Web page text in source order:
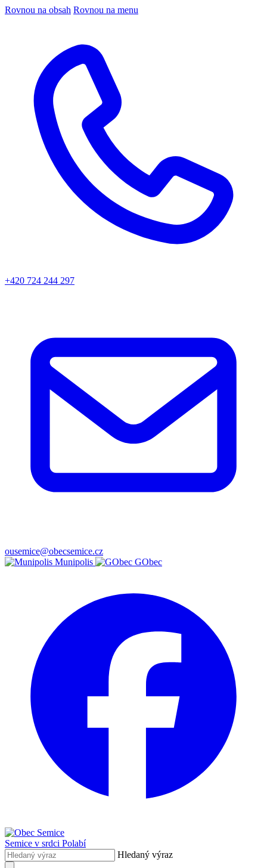
Rovnou na obsah Rovnou na menu
+420 724 244 297
ousemice@obecsemice.cz
Munipolis
GObec
Semice v srdci Polabí
Hledaný výraz